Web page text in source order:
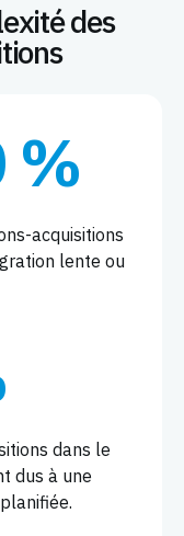
des
%
acquisitions
lente ou
dans le
dus à une